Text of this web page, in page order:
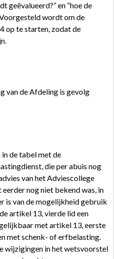
geëvalueerd?” en “hoe de
wordt om de
op te starten, zodat de
van de Afdeling is gevolg
de tabel met de
die per abuis nog
van het Adviescollege
nog niet bekend was, in
is van de mogelijkheid gebruik
artikel 13, vierde lid een
met artikel 13, eerste
met schenk- of erfbelasting.
wijzigingen in het wetsvoorstel